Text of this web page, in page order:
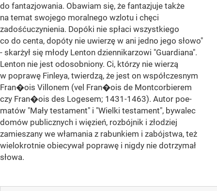
do fantazjowania. Obawiam się, że fantazjuje także
na temat swojego moralnego wzlotu i chęci
zadośćuczynienia. Dopóki nie spłaci wszystkiego
co do centa, dopóty nie uwierzę w ani jedno jego słowo"
- skarżył się młody Lenton dziennikarzowi "Guardiana".
Lenton nie jest odosobniony. Ci, którzy nie wierzą
w poprawę Finleya, twierdzą, że jest on współczesnym
Fran�ois Villonem (vel Fran�ois de Montcorbierem
czy Fran�ois des Logesem; 1431-1463). Autor poe-
matów "Mały testament" i "Wielki testament", bywalec
domów publicznych i więzień, rozbójnik i złodziej
zamieszany we włamania z rabunkiem i zabójstwa, też
wielokrotnie obiecywał poprawę i nigdy nie dotrzymał
słowa.